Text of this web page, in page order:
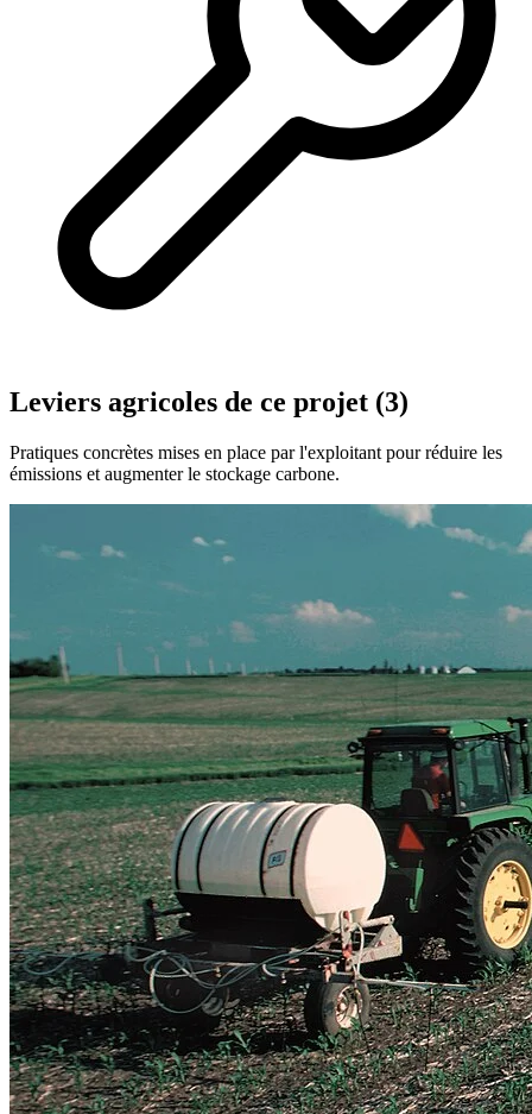
Leviers agricoles de ce projet (3)
Pratiques concrètes mises en place par l'exploitant pour réduire les
émissions et augmenter le stockage carbone.